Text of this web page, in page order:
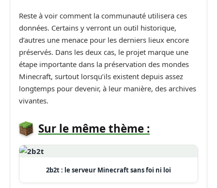
Reste à voir comment la communauté utilisera ces
données. Certains y verront un outil historique,
d’autres une menace pour les derniers lieux encore
préservés. Dans les deux cas, le projet marque une
étape importante dans la préservation des mondes
Minecraft, surtout lorsqu’ils existent depuis assez
longtemps pour devenir, à leur manière, des archives
vivantes.
Sur le même thème :
2b2t : le serveur Minecraft sans foi ni loi